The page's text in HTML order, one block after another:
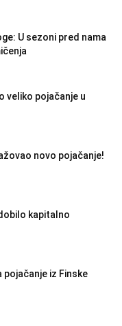
U sezoni pred nama
veliko pojačanje u
novo pojačanje!
kapitalno
pojačanje iz Finske